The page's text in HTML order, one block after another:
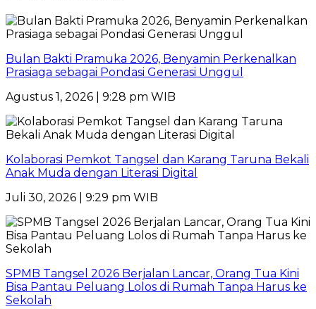
Bulan Bakti Pramuka 2026, Benyamin Perkenalkan
Prasiaga sebagai Pondasi Generasi Unggul
Agustus 1, 2026 | 9:28 pm WIB
Kolaborasi Pemkot Tangsel dan Karang Taruna Bekali
Anak Muda dengan Literasi Digital
Juli 30, 2026 | 9:29 pm WIB
SPMB Tangsel 2026 Berjalan Lancar, Orang Tua Kini
Bisa Pantau Peluang Lolos di Rumah Tanpa Harus ke
Sekolah